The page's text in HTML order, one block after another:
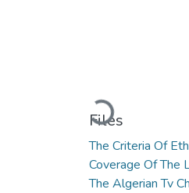
Loading...
Files
The Criteria Of
Coverage Of The
The Algerian Tv